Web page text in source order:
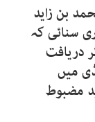
بن زاید
سنائی کہ
دریافت
میں
مضبوط